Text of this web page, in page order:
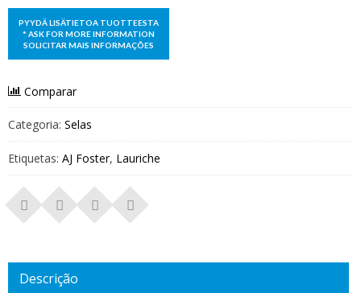
Comparar
Categoria: Selas
Etiquetas: AJ Foster, Lauriche
Descrição